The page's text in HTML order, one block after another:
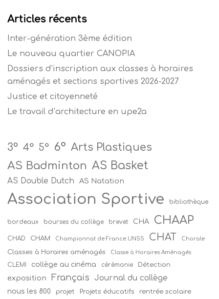
Articles récents
Inter-génération 3ème édition
Le nouveau quartier CANOPIA
Dossiers d’inscription aux classes à horaires
aménagés et sections sportives 2026-2027
Justice et citoyenneté
Le travail d’architecture en upe2a
3° 4° 5° 6° Arts Plastiques
AS Badminton AS Basket
AS Double Dutch AS Natation
Association Sportive bibliothèque
bordeaux bourses du collège brevet CHA CHAAP
CHAD CHAM Championnat de France UNSS CHAT Chorale
Classes à Horaires aménagés Classe à Horaires Aménagés
CLEMI collège au cinéma cérémonie Détection
exposition Français Journal du collège
nous les 800 projet Projets éducatifs rentrée scolaire